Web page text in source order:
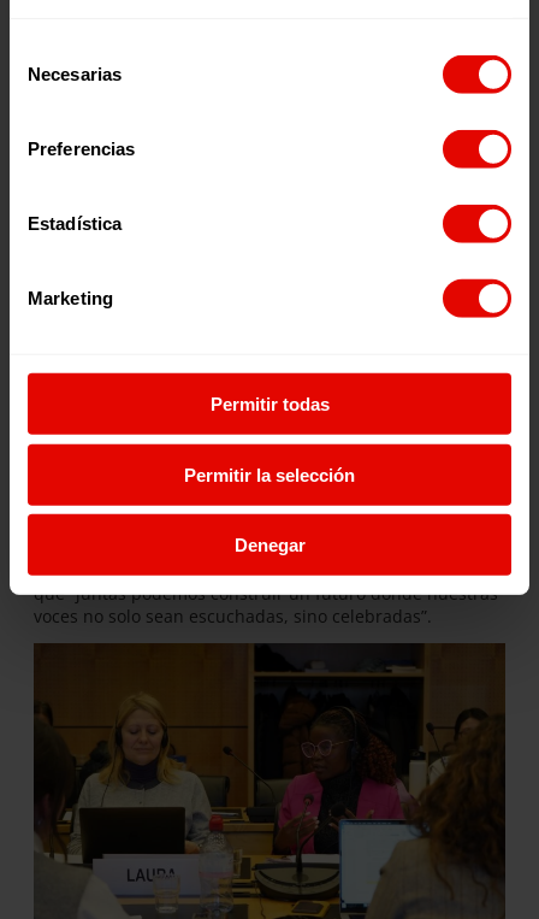
Necesarias
Preferencias
Estadística
Marketing
Permitir todas
Permitir la selección
Denegar
activismo, especialmente para las chicas, debido a la falta
de recursos y a las barreras que a veces ponen los
Desde Sudán del Sur, Namaku (20 años) destaca los
limitado a la educación y las normas sociales que
dificultan nuestra voz en la toma de decisiones”, y afirma
que “juntas podemos construir un futuro donde nuestras
voces no solo sean escuchadas, sino celebradas”.